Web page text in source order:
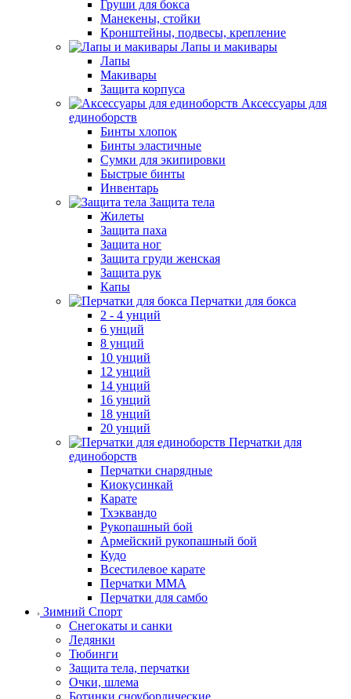
Груши для бокса
Манекены, стойки
Кронштейны, подвесы, крепление
Лапы и макивары
Лапы
Макивары
Защита корпуса
Аксессуары для
единоборств
Бинты хлопок
Бинты эластичные
Сумки для экипировки
Быстрые бинты
Инвентарь
Защита тела
Жилеты
Защита паха
Защита ног
Защита груди женская
Защита рук
Капы
Перчатки для бокса
2 - 4 унций
6 унций
8 унций
10 унций
12 унций
14 унций
16 унций
18 унций
20 унций
Перчатки для
единоборств
Перчатки снарядные
Киокусинкай
Карате
Тхэквандо
Рукопашный бой
Армейский рукопашный бой
Кудо
Всестилевое карате
Перчатки MMA
Перчатки для самбо
Зимний Спорт
Снегокаты и санки
Ледянки
Тюбинги
Защита тела, перчатки
Очки, шлема
Ботинки сноубордические